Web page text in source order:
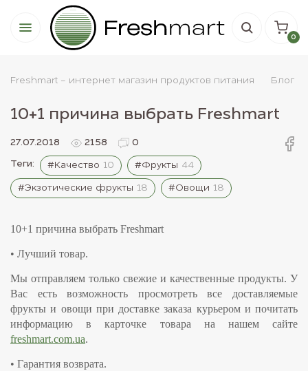
0
Freshmart - интернет магазин продуктов питания Блог
10+1 причина выбрать Freshmart
27.07.2018 2158 0
Теги: #Качество 10 #Фрукты 44
#Экзотические фрукты 18 #Овощи 18
10+1 причина выбрать Freshmart
• Лучший товар.
Мы отправляем только свежие и качественные продукты. У
Вас есть возможность просмотреть все доставляемые
фрукты и овощи при доставке заказа курьером и почитать
информацию в карточке товара на нашем сайте
freshmart.com.ua.
• Гарантия возврата.